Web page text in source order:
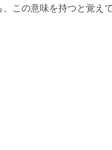
この意味を持つと覚え